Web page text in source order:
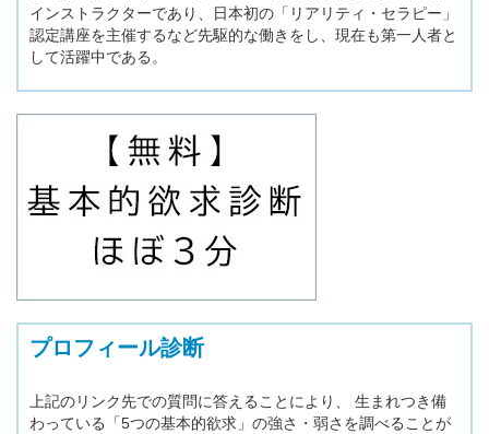
インストラクターであり、日本初の「リアリティ・セラピー」
認定講座を主催するなど先駆的な働きをし、現在も第一人者と
して活躍中である。
プロフィール診断
上記のリンク先での質問に答えることにより、 生まれつき備
わっている「5つの基本的欲求」の強さ・弱さを調べることが